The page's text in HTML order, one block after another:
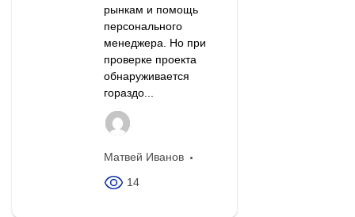
рынкам и помощь
персонального
менеджера. Но при
проверке проекта
обнаруживается
гораздо...
Матвей Иванов
14